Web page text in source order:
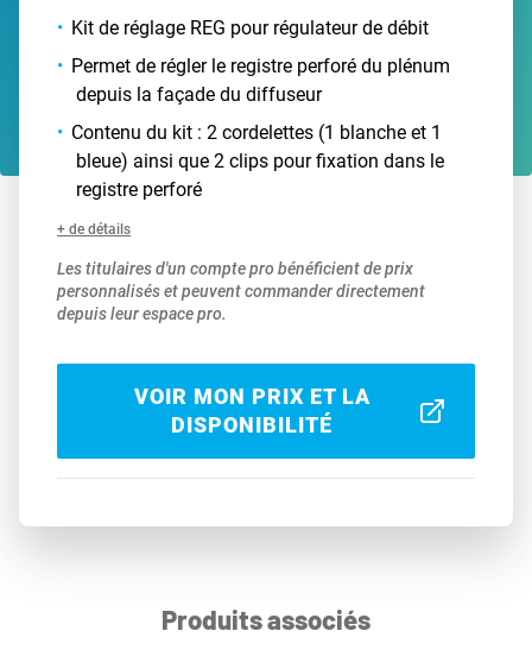
Kit de réglage REG pour régulateur de débit
Permet de régler le registre perforé du plénum
depuis la façade du diffuseur
Contenu du kit : 2 cordelettes (1 blanche et 1
bleue) ainsi que 2 clips pour fixation dans le
registre perforé
+ de détails
Les titulaires d'un compte pro bénéficient de prix
personnalisés et peuvent commander directement
depuis leur espace pro.
VOIR MON PRIX ET LA
DISPONIBILITÉ
Produits associés